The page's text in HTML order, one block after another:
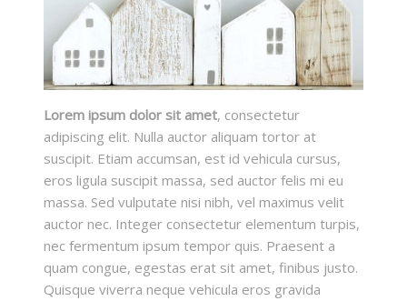
Lorem ipsum dolor sit amet, consectetur
adipiscing elit. Nulla auctor aliquam tortor at
suscipit. Etiam accumsan, est id vehicula cursus,
eros ligula suscipit massa, sed auctor felis mi eu
massa. Sed vulputate nisi nibh, vel maximus velit
auctor nec. Integer consectetur elementum turpis,
nec fermentum ipsum tempor quis. Praesent a
quam congue, egestas erat sit amet, finibus justo.
Quisque viverra neque vehicula eros gravida